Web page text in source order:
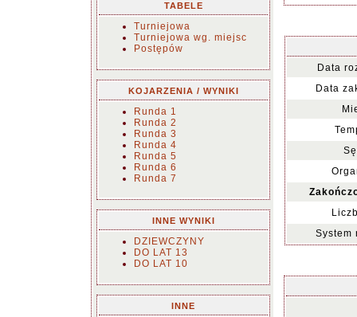
TABELE
Turniejowa
Turniejowa wg. miejsc
Postępów
KOJARZENIA / WYNIKI
Runda 1
Runda 2
Runda 3
Runda 4
Runda 5
Runda 6
Runda 7
INNE WYNIKI
DZIEWCZYNY
DO LAT 13
DO LAT 10
INNE
Data
Data
System